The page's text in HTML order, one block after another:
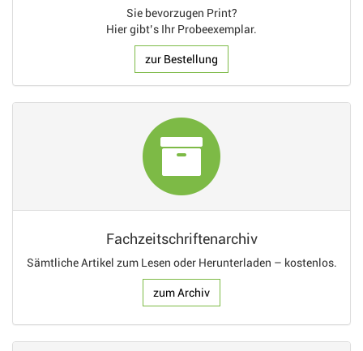
Sie bevorzugen Print?
Hier gibt’s Ihr Probeexemplar.
zur Bestellung
Fachzeitschriftenarchiv
Sämtliche Artikel zum Lesen oder Herunterladen – kostenlos.
zum Archiv